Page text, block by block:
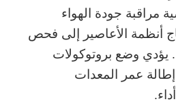
مراقبة جودة الهواء
أنظمة الأعاصير إلى فحص
يؤدي وضع بروتوكولات
إطالة عمر المعدات